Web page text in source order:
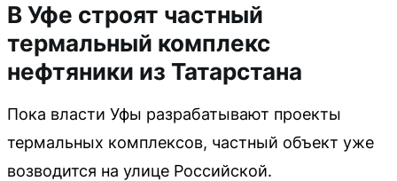
В Уфе строят частный
термальный комплекс
нефтяники из Татарстана
Пока власти Уфы разрабатывают проекты
термальных комплексов, частный объект уже
возводится на улице Российской.